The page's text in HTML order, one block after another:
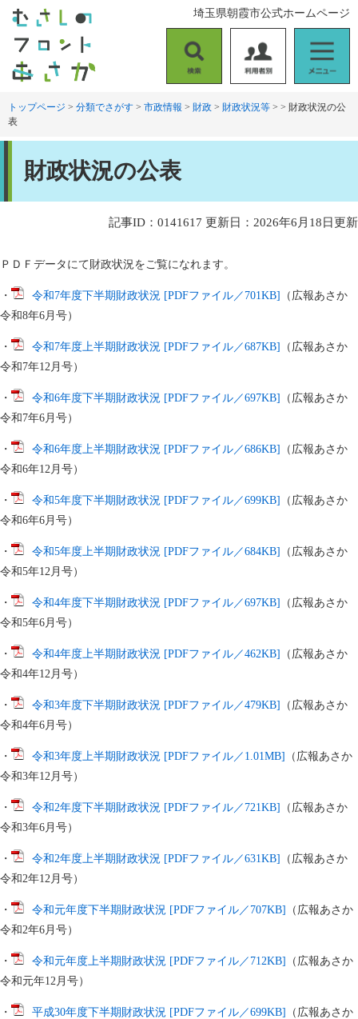
す
。
し
て
索
用
者
ニ
ュ
埼玉県朝霞市公式ホームページ
トップページ > 分類でさがす > 市政情報 > 財政 > 財政状況等 > > 財政状況の公
表
財政状況の公表
記事ID：0141617 更新日：2026年6月18日更新
ＰＤＦデータにて財政状況をご覧になれます。
・ 令和7年度下半期財政状況 [PDFファイル／701KB] （広報あさか
令和8年6月号）​
・ 令和7年度上半期財政状況 [PDFファイル／687KB] （広報あさか
令和7年12月号）
・ 令和6年度下半期財政状況 [PDFファイル／697KB] （広報あさか
令和7年6月号）
・ 令和6年度上半期財政状況 [PDFファイル／686KB] （広報あさか
令和6年12月号）
・ 令和5年度下半期財政状況 [PDFファイル／699KB] （広報あさか
令和6年6月号）
・ 令和5年度上半期財政状況 [PDFファイル／684KB] （広報あさか
令和5年12月号）
・ 令和4年度下半期財政状況 [PDFファイル／697KB] （広報あさか
令和5年6月号）
・ 令和4年度上半期財政状況 [PDFファイル／462KB] （広報あさか
令和4年12月号）
・ 令和3年度下半期財政状況 [PDFファイル／479KB] （広報あさか
令和4年6月号）​
・ 令和3年度上半期財政状況 [PDFファイル／1.01MB] （広報あさか
令和3年12月号）
・ 令和2年度下半期財政状況 [PDFファイル／721KB] （広報あさか
令和3年6月号）
・ 令和2年度上半期財政状況 [PDFファイル／631KB] （広報あさか
令和2年12月号）
・ 令和元年度下半期財政状況 [PDFファイル／707KB] （広報あさか
令和2年6月号）
・ 令和元年度上半期財政状況 [PDFファイル／712KB] （広報あさか
令和元年12月号）
・ 平成30年度下半期財政状況 [PDFファイル／699KB] （広報あさか